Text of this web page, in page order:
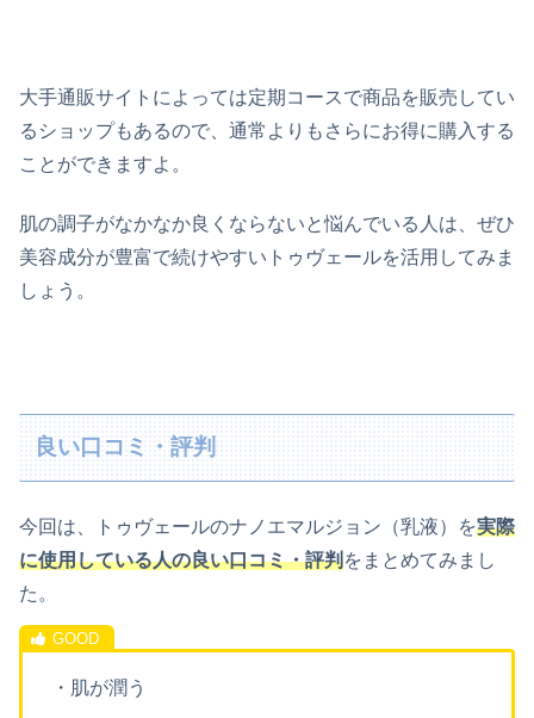
大手通販サイトによっては定期コースで商品を販売してい
るショップもあるので、通常よりもさらにお得に購入する
ことができますよ。
肌の調子がなかなか良くならないと悩んでいる人は、ぜひ
美容成分が豊富で続けやすいトゥヴェールを活用してみま
しょう。
良い口コミ・評判
今回は、トゥヴェールのナノエマルジョン（乳液）を実際
に使用している人の良い口コミ・評判をまとめてみまし
た。
・肌が潤う